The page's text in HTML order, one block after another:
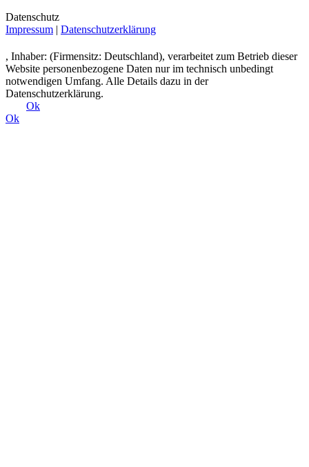
Datenschutz
Impressum | Datenschutzerklärung
, Inhaber: (Firmensitz: Deutschland), verarbeitet zum Betrieb dieser
Website personenbezogene Daten nur im technisch unbedingt
notwendigen Umfang. Alle Details dazu in der
Datenschutzerklärung.
Ok
Ok